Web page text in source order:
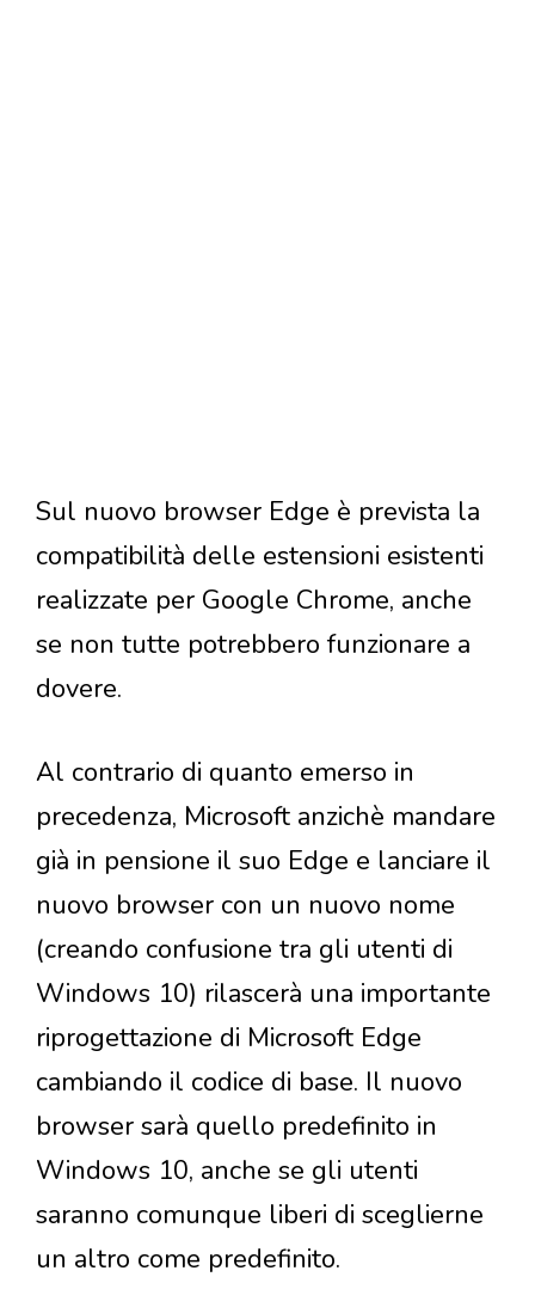
Sul nuovo browser Edge è prevista la
compatibilità delle estensioni esistenti
realizzate per Google Chrome, anche
se non tutte potrebbero funzionare a
dovere.
Al contrario di quanto emerso in
precedenza, Microsoft anzichè mandare
già in pensione il suo Edge e lanciare il
nuovo browser con un nuovo nome
(creando confusione tra gli utenti di
Windows 10) rilascerà una importante
riprogettazione di Microsoft Edge
cambiando il codice di base. Il nuovo
browser sarà quello predefinito in
Windows 10, anche se gli utenti
saranno comunque liberi di sceglierne
un altro come predefinito.